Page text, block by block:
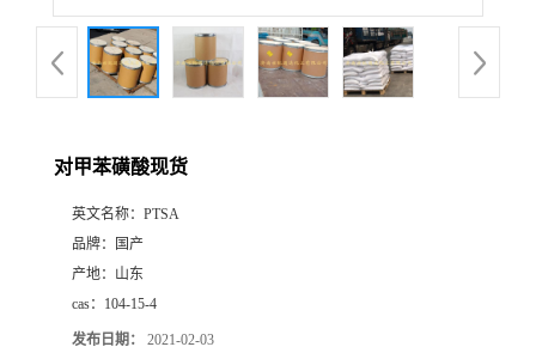
对甲苯磺酸现货
英文名称： PTSA
品牌：
国产
产地： 山东
cas： 104-15-4
发布日期： 2021-02-03